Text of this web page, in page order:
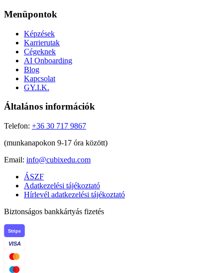
Menüpontok
Képzések
Karrierutak
Cégeknek
AI Onboarding
Blog
Kapcsolat
GY.I.K.
Általános információk
Telefon: +36 30 717 9867
(munkanapokon 9-17 óra között)
Email: info@cubixedu.com
ÁSZF
Adatkezelési tájékoztató
Hírlevél adatkezelési tájékoztató
Biztonságos bankkártyás fizetés
Stripe
VISA